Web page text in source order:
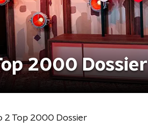
2000 Dossier
2 Top 2000 Dossier